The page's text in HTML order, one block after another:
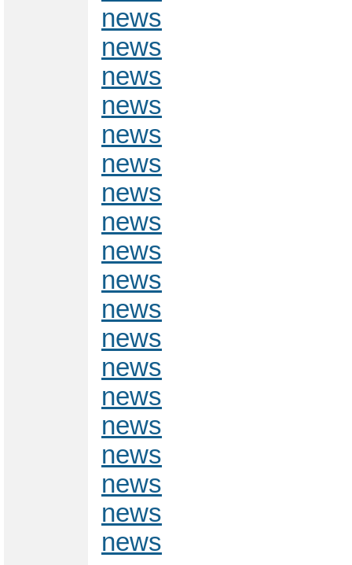
news
news
news
news
news
news
news
news
news
news
news
news
news
news
news
news
news
news
news